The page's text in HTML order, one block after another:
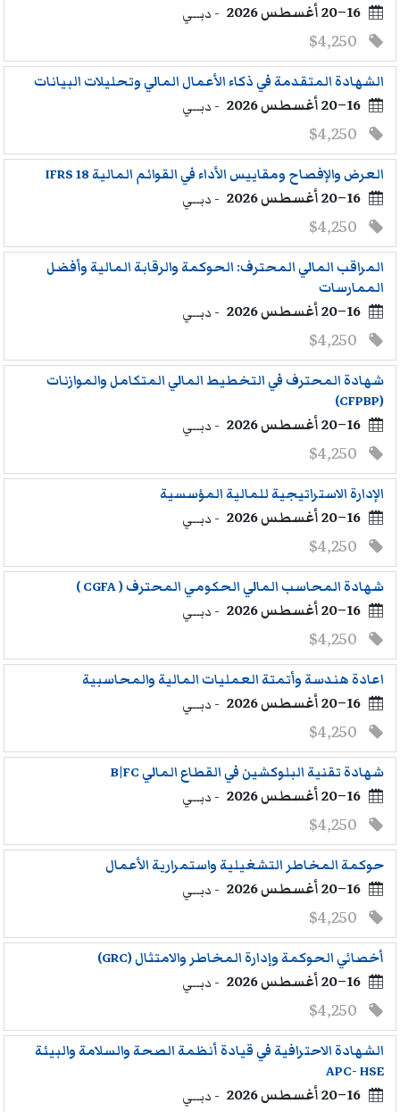
16–20 أغسطس 2026 - دبــي
الشهادة المتقدمة في ذكاء الأعمال المالي وتحليلات البيانات
16–20 أغسطس 2026 - دبــي
العرض والإفصاح ومقاييس الأداء في القوائم المالية IFRS 18
16–20 أغسطس 2026 - دبــي
المراقب المالي المحترف: الحوكمة والرقابة المالية وأفضل
الممارسات
16–20 أغسطس 2026 - دبــي
شهادة المحترف في التخطيط المالي المتكامل والموازنات
(CFPBP)
16–20 أغسطس 2026 - دبــي
الإدارة الاستراتيجية للمالية المؤسسية
16–20 أغسطس 2026 - دبــي
شهادة المحاسب المالي الحكومي المحترف ( CGFA )
16–20 أغسطس 2026 - دبــي
اعادة هندسة وأتمتة العمليات المالية والمحاسبية
16–20 أغسطس 2026 - دبــي
شهادة تقنية البلوكشين في القطاع المالي B|FC
16–20 أغسطس 2026 - دبــي
حوكمة المخاطر التشغيلية واستمرارية الأعمال
16–20 أغسطس 2026 - دبــي
أخصائي الحوكمة وإدارة المخاطر والامتثال (GRC)
16–20 أغسطس 2026 - دبــي
الشهادة الاحترافية في قيادة أنظمة الصحة والسلامة والبيئة
APC- HSE
16–20 أغسطس 2026 - دبــي